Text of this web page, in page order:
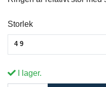
Storlek
49
I lager.